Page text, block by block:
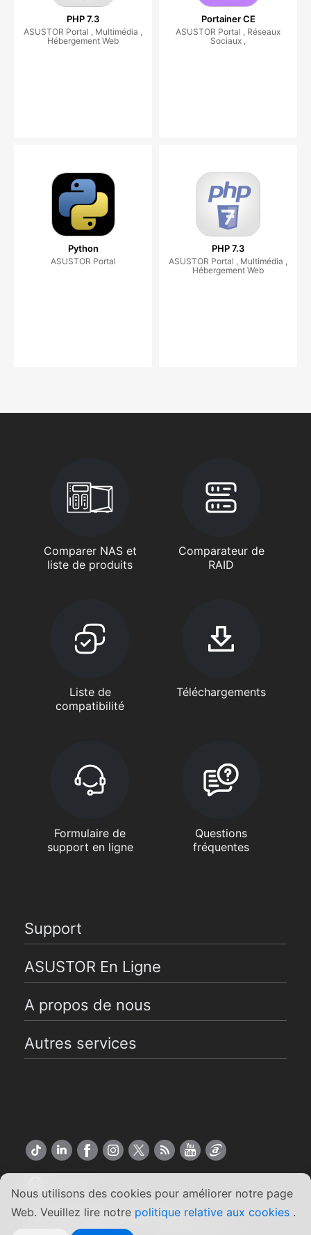
Nous utilisons des cookies pour améliorer notre page
Web. Veuillez lire notre politique relative aux cookies .
PHP 7.3
ASUSTOR Portal , Multimédia ,
Hébergement Web
Portainer CE
ASUSTOR Portal , Réseaux
Sociaux ,
Python
ASUSTOR Portal
PHP 7.3
ASUSTOR Portal , Multimédia ,
Hébergement Web
Comparer NAS et
liste de produits
Comparateur de
RAID
Liste de
compatibilité
Téléchargements
Formulaire de
support en ligne
Questions
fréquentes
Support
ASUSTOR En Ligne
A propos de nous
Autres services
Copyright ©2026 ASUSTOR Inc.
Conditions générales